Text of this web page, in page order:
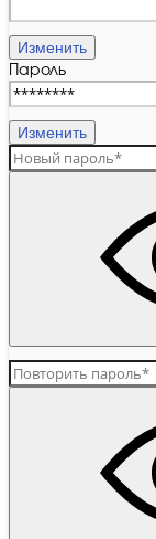
Изменить
Пароль
Изменить